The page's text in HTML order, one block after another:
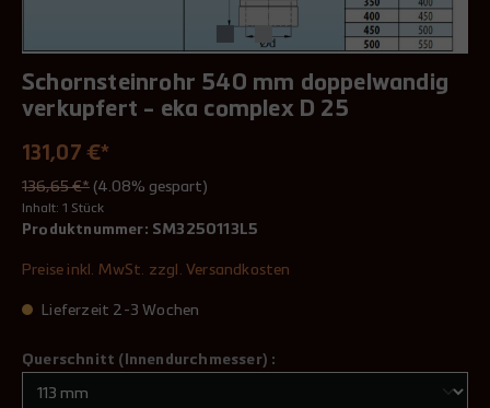
Schornsteinrohr 540 mm doppelwandig
verkupfert - eka complex D 25
131,07 €*
136,65 €* (4.08% gespart)
Inhalt: 1 Stück
Produktnummer: SM3250113L5
Preise inkl. MwSt. zzgl. Versandkosten
Lieferzeit 2-3 Wochen
Querschnitt (Innendurchmesser) :